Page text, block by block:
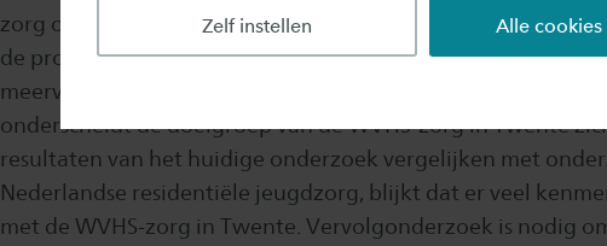
Zelf instellen Alle cookies
zorg ontvangen sterk verschillen van jongeren binnen
de problematiek van opgenomen jongeren in residentiële
meervoudig en complex (De Lange, Addink, Haspels &
onderscheidt de doelgroep van de WVHS-zorg in Twente
resultaten van het huidige onderzoek vergelijken met
Nederlandse residentiële jeugdzorg, blijkt dat er veel
met de WVHS-zorg in Twente. Vervolgonderzoek is nodig